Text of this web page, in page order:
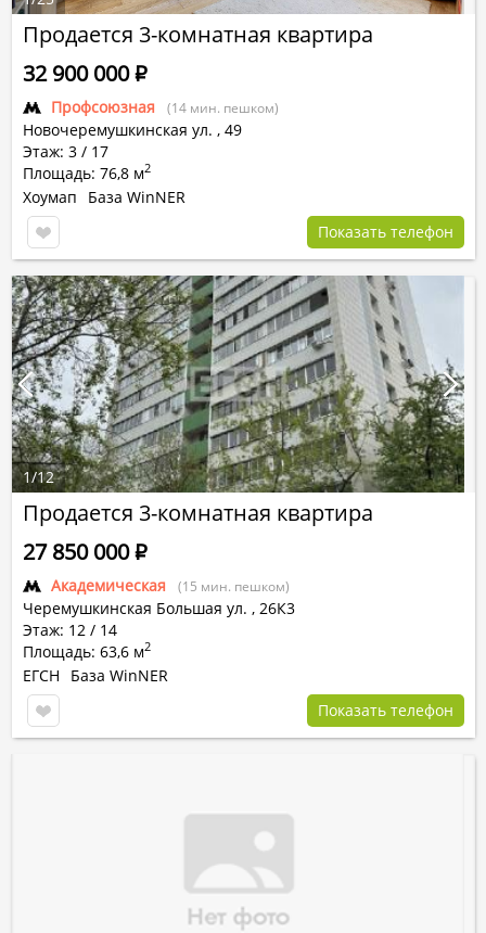
Продается 3-комнатная квартира
Профсоюзная (14 мин. пешком)
Новочеремушкинская ул. , 49
Этаж: 3 / 17
Площадь: 76,8 м2
32 900 000Р
Хоумап
База WinNER
Показать телефон
Продается 3-комнатная квартира
Академическая (15 мин. пешком)
Черемушкинская Большая ул. , 26К3
Этаж: 12 / 14
Площадь: 63,6 м2
27 850 000Р
ЕГСН
База WinNER
Показать телефон
1/12